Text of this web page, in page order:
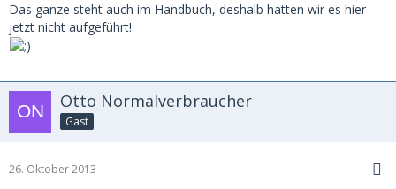
Das ganze steht auch im Handbuch, deshalb hatten wir es hier
jetzt nicht aufgeführt!
Otto Normalverbraucher
Gast
26. Oktober 2013